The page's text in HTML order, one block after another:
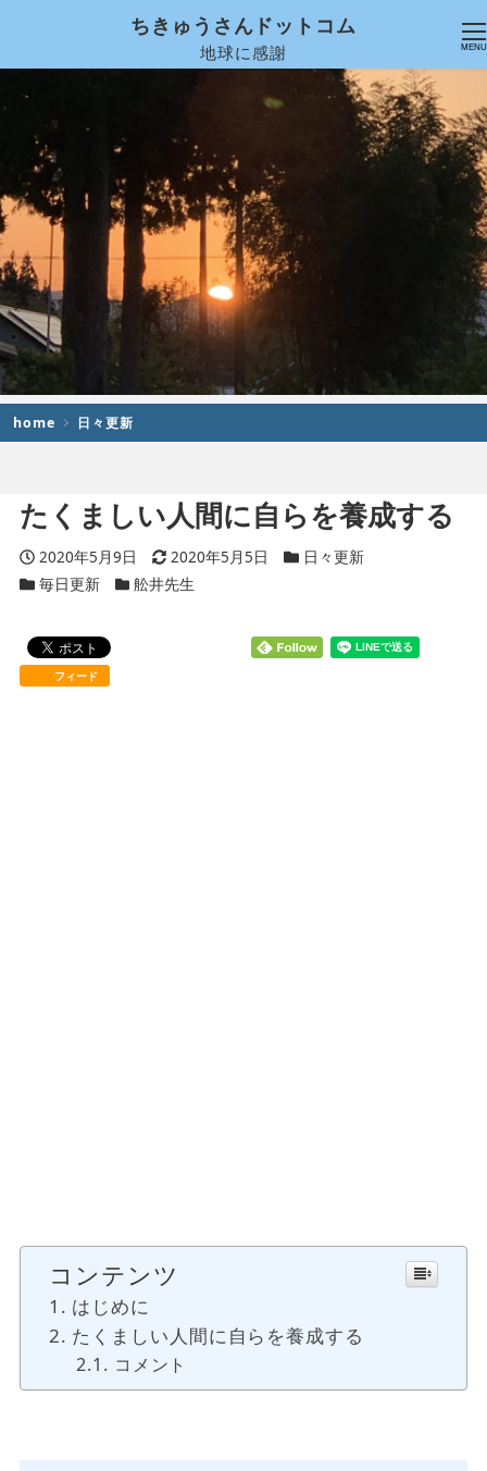
ちきゅうさんドットコム
地球に感謝 MENU
home 日々更新
たくましい人間に自らを養成する
投稿日
2020年5月9日 更新日
2020年5月5日 カテゴリー
日々更新
カテゴリー
毎日更新 カテゴリー
舩井先生
フィード
コンテンツ
はじめに
たくましい人間に自らを養成する
コメント